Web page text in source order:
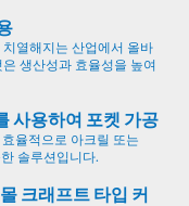
열해지는 산업에서 올바
생산성과 효율성을 높여
사용하여 포켓 가공
율적으로 아크릴 또는
솔루션입니다.
크래프트 타입 커